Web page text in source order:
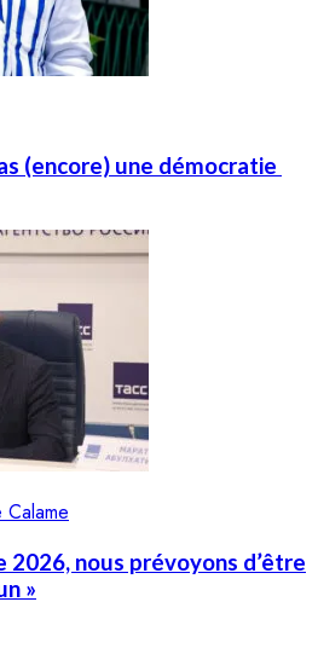
(encore) une démocratie
2026, nous prévoyons d’être
»